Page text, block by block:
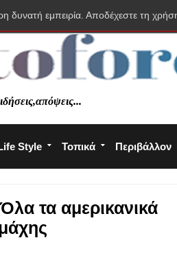
Style Τοπικά Περιβάλλον
τα αμερικανικά
δυνατή εμπειρία. Αποδέχεστε τη